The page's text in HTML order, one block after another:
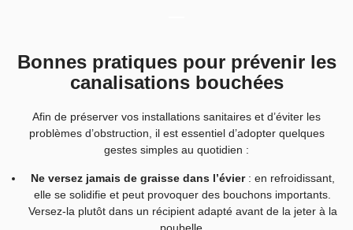
Bonnes pratiques pour prévenir les
canalisations bouchées
Afin de préserver vos installations sanitaires et d’éviter les
problèmes d’obstruction, il est essentiel d’adopter quelques
gestes simples au quotidien :
Ne versez jamais de graisse dans l’évier: en refroidissant,
elle se solidifie et peut provoquer des bouchons importants.
Versez-la plutôt dans un récipient adapté avant de la jeter à la
poubelle.